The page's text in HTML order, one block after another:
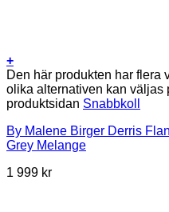
+
Den här produkten har flera
olika alternativen kan väljas
produktsidan Snabbkoll
By Malene Birger Derris
Grey Melange
1 999 kr